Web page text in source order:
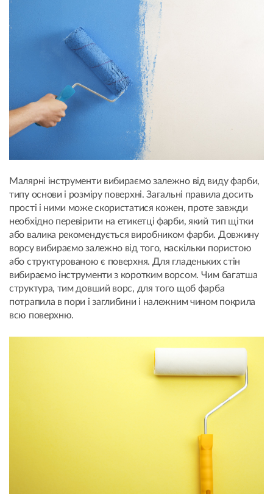
Малярні інструменти вибираємо залежно від виду фарби,
типу основи і розміру поверхні. Загальні правила досить
прості і ними може скористатися кожен, проте завжди
необхідно перевірити на етикетці фарби, який тип щітки
або валика рекомендується виробником фарби. Довжину
ворсу вибираємо залежно від того, наскільки пористою
або структурованою є поверхня. Для гладеньких стін
вибираємо інструменти з коротким ворсом. Чим багатша
структура, тим довший ворс, для того щоб фарба
потрапила в пори і заглибини і належним чином покрила
всю поверхню.